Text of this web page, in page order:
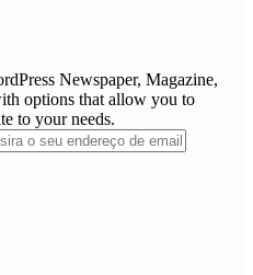
Newspaper, Magazine,
options that allow you to
to your needs.